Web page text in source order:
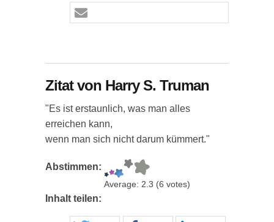
Zitat von Harry S. Truman
"Es ist erstaunlich, was man alles
erreichen kann,
wenn man sich nicht darum kümmert."
Abstimmen:
Average: 2.3 (6 votes)
Inhalt teilen: